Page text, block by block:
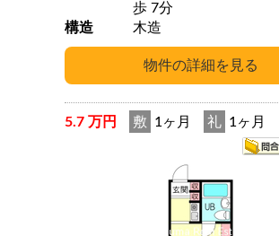
歩 7分
構造
木造
5.7 万円 敷 1ヶ月 礼 1ヶ月